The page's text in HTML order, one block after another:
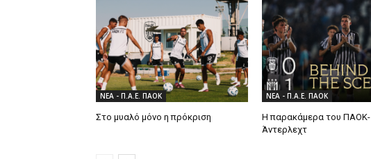
ΝΕΑ - Π.Α.Ε. ΠΑΟΚ
Στο μυαλό μόνο η πρόκριση
ΝΕΑ - Π.Α.Ε. ΠΑΟΚ
Η παρακάμερα του ΠΑΟΚ-
Άντερλεχτ